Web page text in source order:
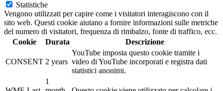
Statistiche
Vengono utilizzati per capire come i visitatori interagiscono con il
sito web. Questi cookie aiutano a fornire informazioni sulle metriche
del numero di visitatori, frequenza di rimbalzo, fonte di traffico, ecc.
Cookie
Durata Descrizione
CONSENT 2 years
YouTube imposta questo cookie tramite i
video di YouTube incorporati e registra dati
statistici anonimi.
1